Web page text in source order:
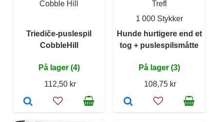
Cobble Hill
Triediče-puslespil
CobbleHill
På lager (4)
112,50 kr
Trefl
1 000 Stykker
Hunde hurtigere end et
tog + puslespilsmåtte
På lager (3)
108,75 kr